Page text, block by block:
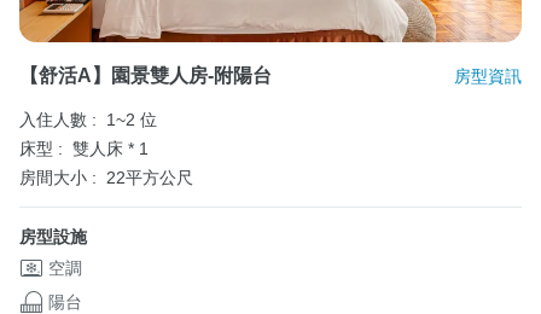
【舒活a】園景雙人房-附陽台 房型資訊
入住人數 :
1~2 位
床型 : 雙人床 * 1
房間大小 : 22平方公尺
房型設施
空調
陽台